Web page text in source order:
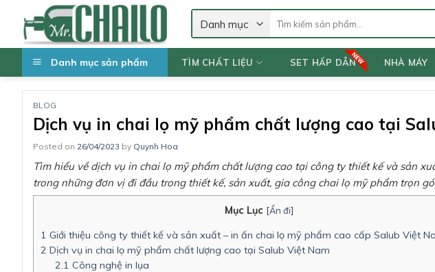
content
Tìm
Danh mục sản phẩm TÌM CHẤT LIỆU SET HẤP DẪN NHÀ MÁY
BLOG
Dịch vụ in chai lọ mỹ phẩm chất lượng cao tại
Posted on 26/04/2023 by Quynh Hoa
Tìm hiểu về dịch vụ in chai lọ mỹ phẩm chất lượng cao tại công ty thiết kế và sản
trong những đơn vị đi đầu trong thiết kế, sản xuất, gia công chai lọ mỹ phẩm trọn
Mục Lục [Ẩn đi]
1 Giới thiệu công ty thiết kế và sản xuất – in ấn chai lọ mỹ phẩm cao cấp Salub Việt
2 Dịch vụ in chai lọ mỹ phẩm chất lượng cao tại Salub Việt Nam
2.1 Công nghệ in lụa